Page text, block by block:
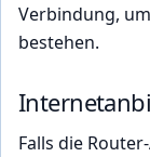
Verbindung,
bestehen.
Falls die